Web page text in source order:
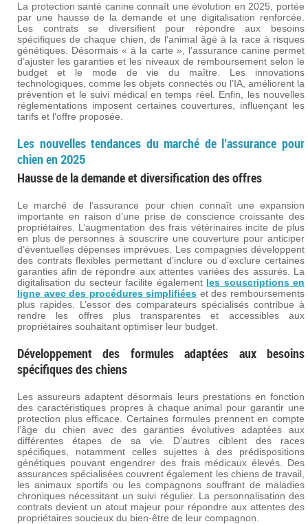
La protection santé canine connaît une évolution en 2025, portée
par une hausse de la demande et une digitalisation renforcée.
Les contrats se diversifient pour répondre aux besoins
spécifiques de chaque chien, de l’animal âgé à la race à risques
génétiques. Désormais « à la carte », l’assurance canine permet
d’ajuster les garanties et les niveaux de remboursement selon le
budget et le mode de vie du maître. Les innovations
technologiques, comme les objets connectés ou l’IA, améliorent la
prévention et le suivi médical en temps réel. Enfin, les nouvelles
réglementations imposent certaines couvertures, influençant les
tarifs et l’offre proposée.
Les nouvelles tendances du marché de l’assurance pour
chien en 2025
Hausse de la demande et diversification des offres
Le marché de l’assurance pour chien connaît une expansion
importante en raison d’une prise de conscience croissante des
propriétaires. L’augmentation des frais vétérinaires incite de plus
en plus de personnes à souscrire une couverture pour anticiper
d’éventuelles dépenses imprévues. Les compagnies développent
des contrats flexibles permettant d’inclure ou d’exclure certaines
garanties afin de répondre aux attentes variées des assurés. La
digitalisation du secteur facilite également les souscriptions en
ligne avec des procédures simplifiées et des remboursements
plus rapides. L’essor des comparateurs spécialisés contribue à
rendre les offres plus transparentes et accessibles aux
propriétaires souhaitant optimiser leur budget.
Développement des formules adaptées aux besoins
spécifiques des chiens
Les assureurs adaptent désormais leurs prestations en fonction
des caractéristiques propres à chaque animal pour garantir une
protection plus efficace. Certaines formules prennent en compte
l’âge du chien avec des garanties évolutives adaptées aux
différentes étapes de sa vie. D’autres ciblent des races
spécifiques, notamment celles sujettes à des prédispositions
génétiques pouvant engendrer des frais médicaux élevés. Des
assurances spécialisées couvrent également les chiens de travail,
les animaux sportifs ou les compagnons souffrant de maladies
chroniques nécessitant un suivi régulier. La personnalisation des
contrats devient un atout majeur pour répondre aux attentes des
propriétaires soucieux du bien-être de leur compagnon.